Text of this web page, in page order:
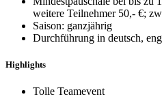
weitere Teilnehmer 50,- €;
Saison: ganzjährig
Durchführung in deutsch,
Highlights
Tolle Teamevent